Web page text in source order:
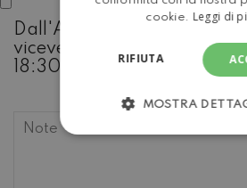
Dall'Aeroporto di Pisa a
viceversa, da lunedì a
18:30) 75 € per viaggio
cookie.
Leggi di
RIFIUTA
MOSTRA